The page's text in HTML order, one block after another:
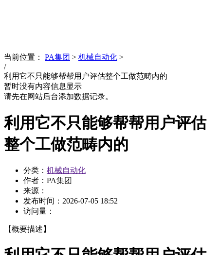
当前位置： PA集团 > 机械自动化 >
/
利用它不只能够帮帮用户评估整个工做范畴内的
暂时没有内容信息显示
请先在网站后台添加数据记录。
利用它不只能够帮帮用户评估
整个工做范畴内的
分类： 机械自动化
作者：PA集团
来源：
发布时间： 2026-07-05 18:52
访问量：
【概要描述】